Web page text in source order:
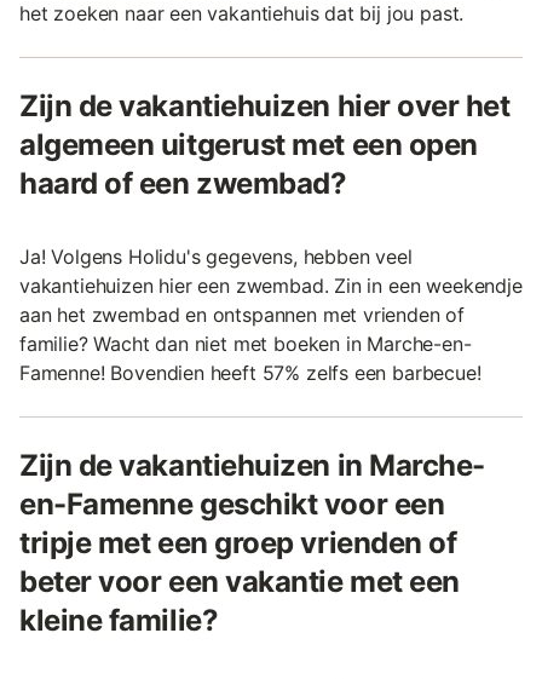
het zoeken naar een vakantiehuis dat bij jou past.
Zijn de vakantiehuizen hier over het
algemeen uitgerust met een open
haard of een zwembad?
Ja! Volgens Holidu's gegevens, hebben veel
vakantiehuizen hier een zwembad. Zin in een weekendje
aan het zwembad en ontspannen met vrienden of
familie? Wacht dan niet met boeken in Marche-en-
Famenne! Bovendien heeft 57% zelfs een barbecue!
Zijn de vakantiehuizen in Marche-
en-Famenne geschikt voor een
tripje met een groep vrienden of
beter voor een vakantie met een
kleine familie?